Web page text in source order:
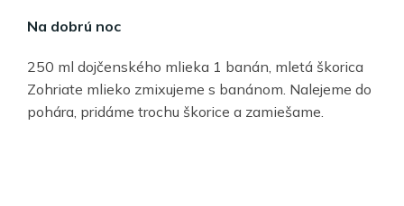
Na dobrú noc
250 ml dojčenského mlieka 1 banán, mletá škorica
Zohriate mlieko zmixujeme s banánom. Nalejeme do
pohára, pridáme trochu škorice a zamiešame.